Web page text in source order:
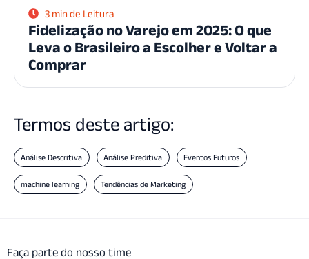
3 min de Leitura
Fidelização no Varejo em 2025: O que
Leva o Brasileiro a Escolher e Voltar a
Comprar
Termos deste artigo:
Análise Descritiva Análise Preditiva Eventos Futuros
machine learning Tendências de Marketing
Faça parte do nosso time